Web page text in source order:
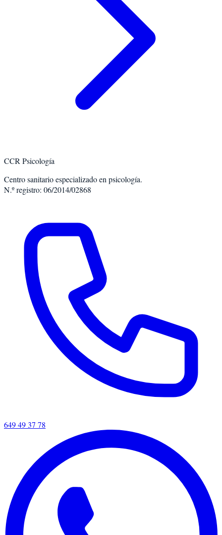
CCR Psicología
Centro sanitario especializado en psicología.
N.º registro: 06/2014/02868
649 49 37 78